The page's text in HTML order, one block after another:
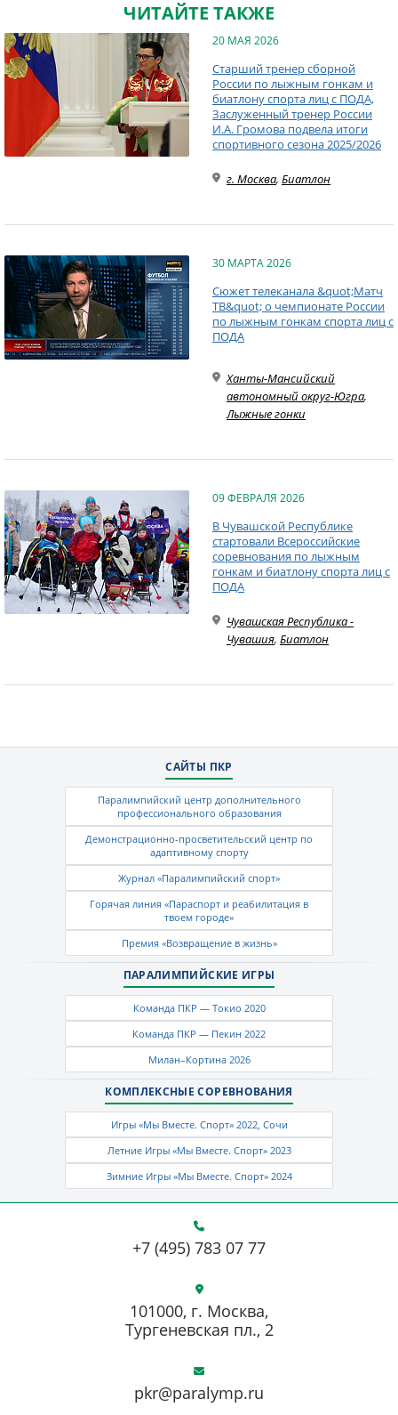
ЧИТАЙТЕ ТАКЖЕ
20 МАЯ 2026
Старший тренер сборной
России по лыжным гонкам и
биатлону спорта лиц с ПОДА,
Заслуженный тренер России
И.А. Громова подвела итоги
спортивного сезона 2025/2026
г. Москва, Биатлон
30 МАРТА 2026
Сюжет телеканала &quot;Матч
ТВ&quot; о чемпионате России
по лыжным гонкам спорта лиц с
ПОДА
Ханты-Мансийский
автономный округ-Югра,
Лыжные гонки
09 ФЕВРАЛЯ 2026
В Чувашской Республике
стартовали Всероссийские
соревнования по лыжным
гонкам и биатлону спорта лиц с
ПОДА
Чувашская Республика -
Чувашия, Биатлон
САЙТЫ ПКР
Паралимпийский центр дополнительного
профессионального образования
Демонстрационно-просветительский центр по
адаптивному спорту
Журнал «Паралимпийский спорт»
Горячая линия «Параспорт и реабилитация в
твоем городе»
Премия «Возвращение в жизнь»
ПАРАЛИМПИЙСКИЕ ИГРЫ
Команда ПКР — Токио 2020
Команда ПКР — Пекин 2022
Милан–Кортина 2026
КОМПЛЕКСНЫЕ СОРЕВНОВАНИЯ
Игры «Мы Вместе. Спорт» 2022, Сочи
Летние Игры «Мы Вместе. Спорт» 2023
Зимние Игры «Мы Вместе. Спорт» 2024
+7 (495) 783 07 77
pkr@paralymp.ru
101000, г. Москва,
Тургеневская пл., 2